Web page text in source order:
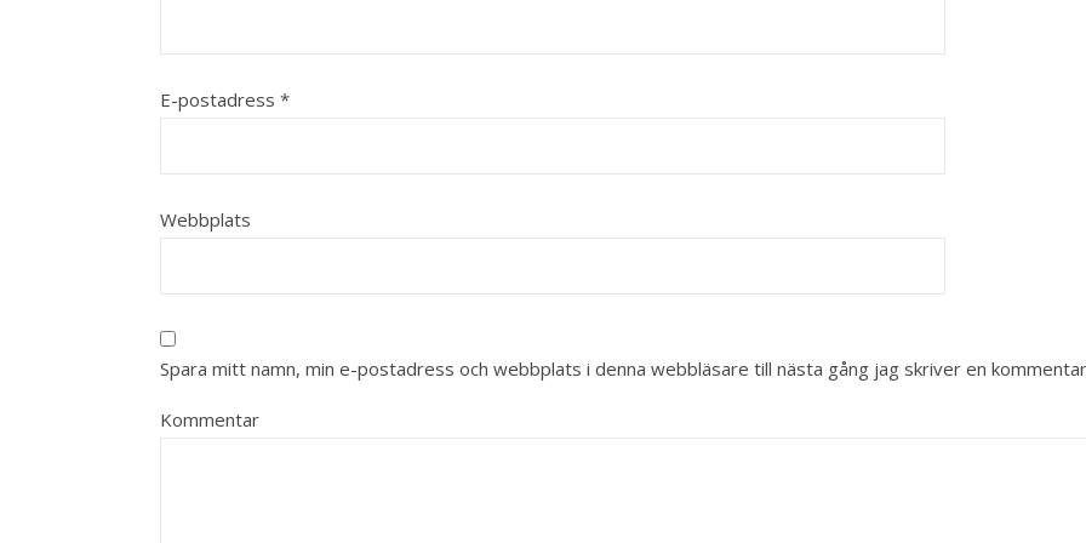
E-postadress *
Webbplats
Spara mitt namn, min e-postadress och webbplats i denna webbläsare till nästa gång jag skriver en
Kommentar